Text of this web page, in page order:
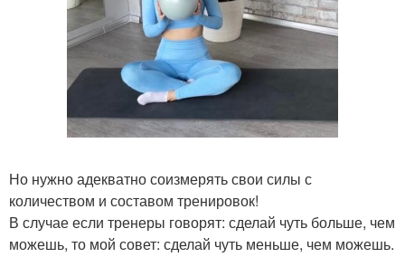
Но нужно адекватно соизмерять свои силы с
количеством и составом тренировок!
В случае если тренеры говорят: сделай чуть больше, чем
можешь, то мой совет: сделай чуть меньше, чем можешь.